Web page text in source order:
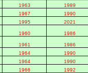
1963
1989
1967
1990
1995 2021
1960 1986
1961
1986
1964
1990
1964
1990
1966
1992